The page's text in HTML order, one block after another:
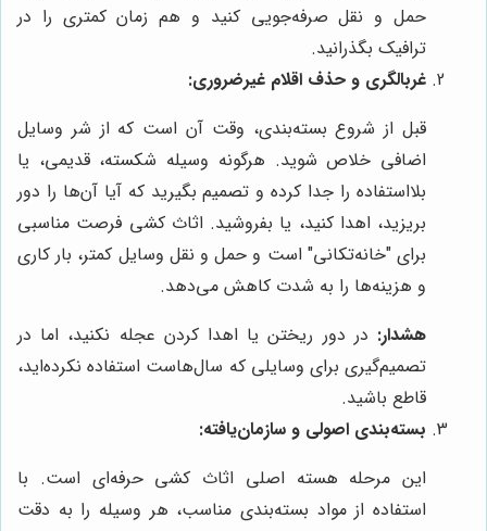
حمل و نقل صرفه‌جویی کنید و هم زمان کمتری را در
ترافیک بگذرانید.
غربالگری و حذف اقلام غیرضروری:
قبل از شروع بسته‌بندی، وقت آن است که از شر وسایل
اضافی خلاص شوید. هرگونه وسیله شکسته، قدیمی، یا
بلااستفاده را جدا کرده و تصمیم بگیرید که آیا آن‌ها را دور
بریزید، اهدا کنید، یا بفروشید. اثاث کشی فرصت مناسبی
برای "خانه‌تکانی" است و حمل و نقل وسایل کمتر، بار کاری
و هزینه‌ها را به شدت کاهش می‌دهد.
هشدار: در دور ریختن یا اهدا کردن عجله نکنید، اما در
تصمیم‌گیری برای وسایلی که سال‌هاست استفاده نکرده‌اید،
قاطع باشید.
بسته‌بندی اصولی و سازمان‌یافته:
این مرحله هسته اصلی اثاث کشی حرفه‌ای است. با
استفاده از مواد بسته‌بندی مناسب، هر وسیله را به دقت